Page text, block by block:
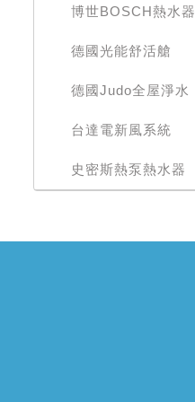
博世BOSCH熱水器
德國光能舒活艙
德國Judo全屋淨水
台達電新風系統
史密斯熱泵熱水器